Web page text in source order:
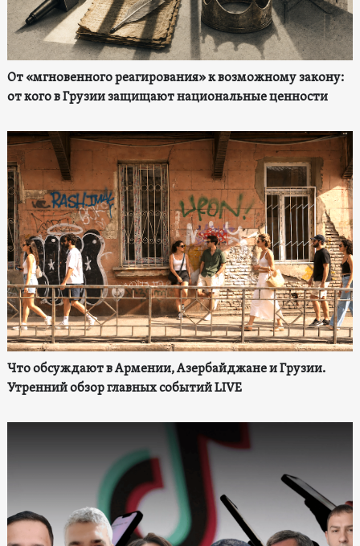
От «мгновенного реагирования» к возможному закону:
от кого в Грузии защищают национальные ценности
Что обсуждают в Армении, Азербайджане и Грузии.
Утренний обзор главных событий LIVE